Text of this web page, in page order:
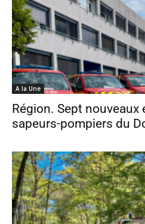
A la Une
Région. Sept nouveaux
sapeurs-pompiers du